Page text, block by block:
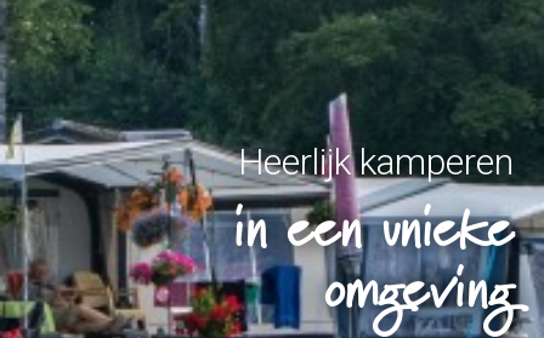
Heerlijk kamperen
in een unieke
omgeving